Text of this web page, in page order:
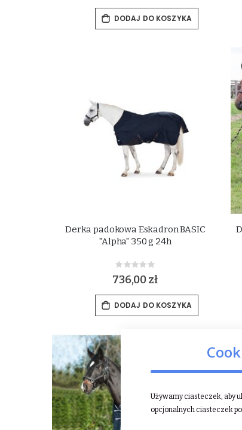
DODAJ DO KOSZYKA
Derka padokowa Eskadron BASIC
"Alpha" 350 g 24h
Rating:
0%
736,00 zł
DODAJ DO KOSZYKA
Używamy ciasteczek, aby
opcjonalnych ciasteczek